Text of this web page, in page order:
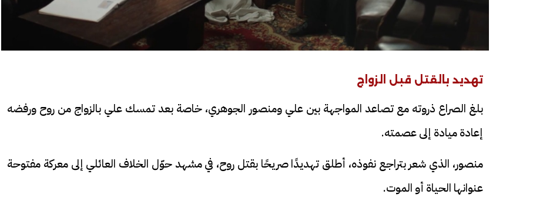
تهديد بالقتل قبل الزواج
بلغ الصراع ذروته مع تصاعد المواجهة بين علي ومنصور الجوهري، خاصة بعد تمسك علي بالزواج من روح ورفضه
إعادة ميادة إلى عصمته.
منصور، الذي شعر بتراجع نفوذه، أطلق تهديدًا صريحًا بقتل روح، في مشهد حوّل الخلاف العائلي إلى معركة مفتوحة
عنوانها الحياة أو الموت.